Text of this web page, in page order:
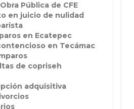
Pública de CFE
en juicio de nulidad
en Ecatepec
en Tecámac
de copriseh
adquisitiva